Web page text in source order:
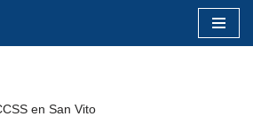
en San Vito